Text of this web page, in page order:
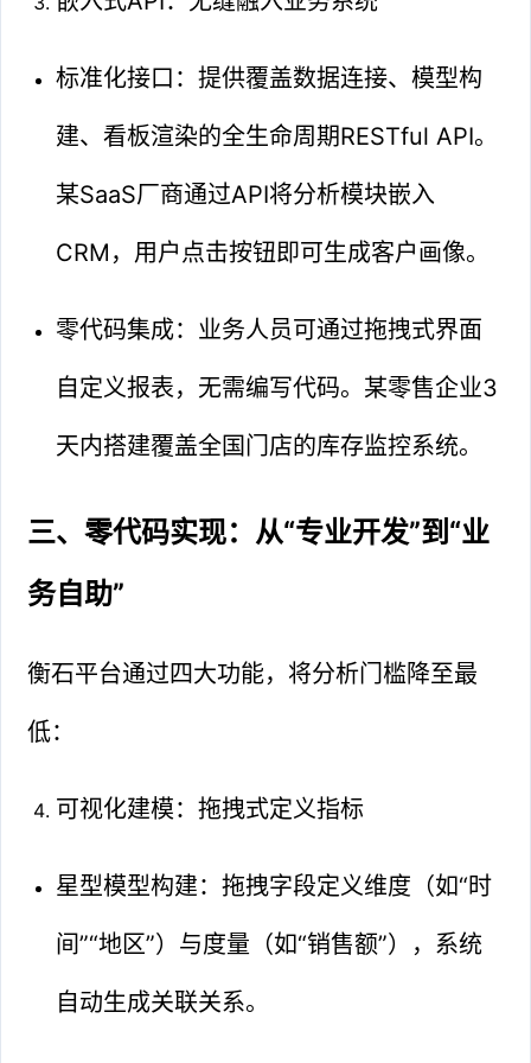
标准化接口：提供覆盖数据连接、模型构
建、看板渲染的全生命周期RESTful API。
某SaaS厂商通过API将分析模块嵌入
CRM，用户点击按钮即可生成客户画像。
零代码集成：业务人员可通过拖拽式界面
自定义报表，无需编写代码。某零售企业3
天内搭建覆盖全国门店的库存监控系统。
三、零代码实现：从“专业开发”到“业
务自助”
衡石平台通过四大功能，将分析门槛降至最
低：
可视化建模：拖拽式定义指标
星型模型构建：拖拽字段定义维度（如“时
间”“地区”）与度量（如“销售额”），系统
自动生成关联关系。